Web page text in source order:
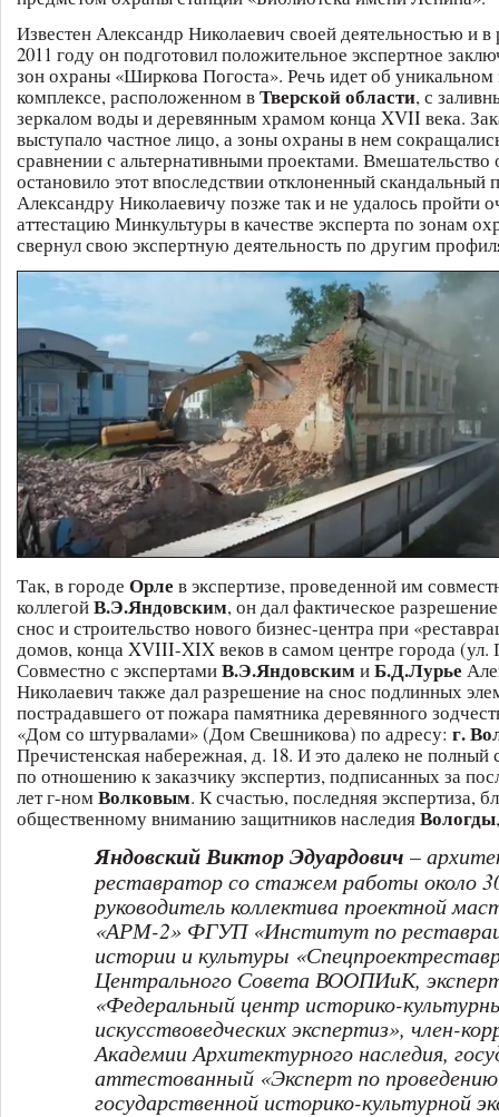
Известен Александр Николаевич своей деятельностью и в
2011 году он подготовил положительное экспертное
зон охраны «Ширкова Погоста». Речь идет об
комплексе, расположенном вТверской области, с
зеркалом воды и деревянным храмом конца XVII века.
выступало частное лицо, а зоны охраны в нем
сравнении с альтернативными проектами. Вмешательство
остановило этот впоследствии отклоненный скандальный
Александру Николаевичу позже так и не удалось пройти
аттестацию Минкультуры в качестве эксперта по зонам
свернул свою экспертную деятельность по другим
Так, в городе Орле в экспертизе, проведенной им
коллегойВ.Э.Яндовским, он дал фактическое
снос и строительство нового бизнес-центра при
домов, конца XVIII-XIX веков в самом центре города (ул.
Совместно с экспертамиВ.Э.Яндовским иБ.Д.Лурье
Николаевич также дал разрешение на снос подлинных
пострадавшего от пожара памятника деревянного
«Дом со штурвалами» (Дом Свешникова) по адресу: г.
Пречистенская набережная, д. 18. И это далеко не полный
по отношению к заказчику экспертиз, подписанных за
лет г-номВолковым. К счастью, последняя экспертиза,
общественному вниманию защитников наследияВологды
Яндовский Виктор Эдуардович –
реставратор со стажем работы около
руководитель коллектива проектной
«АРМ-2» ФГУП «Институт по
истории и культуры
Центрального Совета ВООПИиК,
«Федеральный центр историко-
искусствоведческих экспертиз», член-
Академии Архитектурного наследия,
аттестованный «Эксперт по проведению
государственной историко-культурной